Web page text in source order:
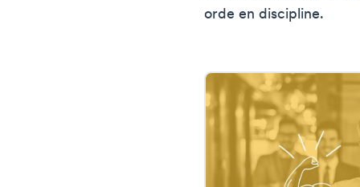
orde en discipline.